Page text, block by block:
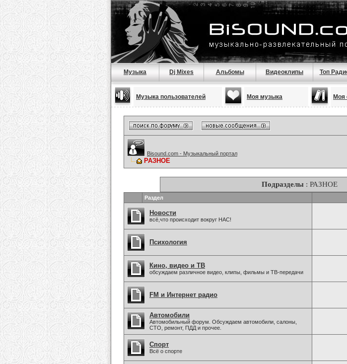
Музыка Dj Mixes Альбомы Видеоклипы Топ
Музыка пользователей Моя музыка Моя
Bisound.com - Музыкальный портал
РАЗНОЕ
Подразделы : РАЗНОЕ
Раздел
Новости
всё,что происходит вокруг НАС!
Психология
Кино, видео и ТВ
обсуждаем различное видео, клипы, фильмы и ТВ-передачи
FM и Интернет радио
Автомобили
Автомобильный форум. Обсуждаем автомобили, салоны,
СТО, ремонт, ПДД и прочее.
Спорт
Всё о спорте